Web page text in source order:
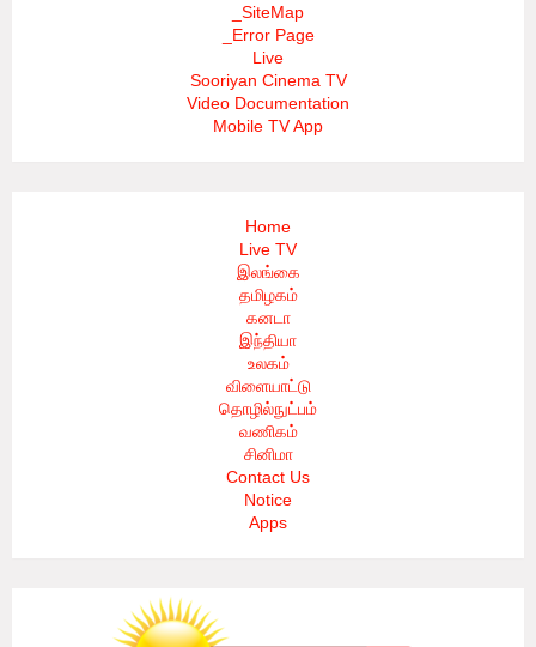
_SiteMap
_Error Page
Live
Sooriyan Cinema TV
Video Documentation
Mobile TV App
Home
Live TV
இலங்கை
தமிழகம்
கனடா
இந்தியா
உலகம்
விளையாட்டு
தொழில்நுட்பம்
வணிகம்
சினிமா
Contact Us
Notice
Apps